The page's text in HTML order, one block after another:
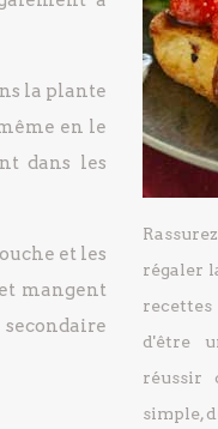
la plante
en le
dans les
et les
mangent
régaler
d'être
réussir
simple,